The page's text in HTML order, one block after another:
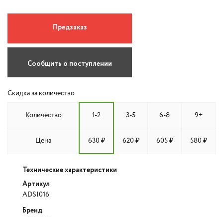
Предзаказ
Сообщить о поступлении
Скидка за количество
Количество 1-2 3-5 6-8 9+
Цена 630 ₽ 620 ₽ 605 ₽ 580 ₽
Технические характеристики
Артикул
ADSI016
Бренд